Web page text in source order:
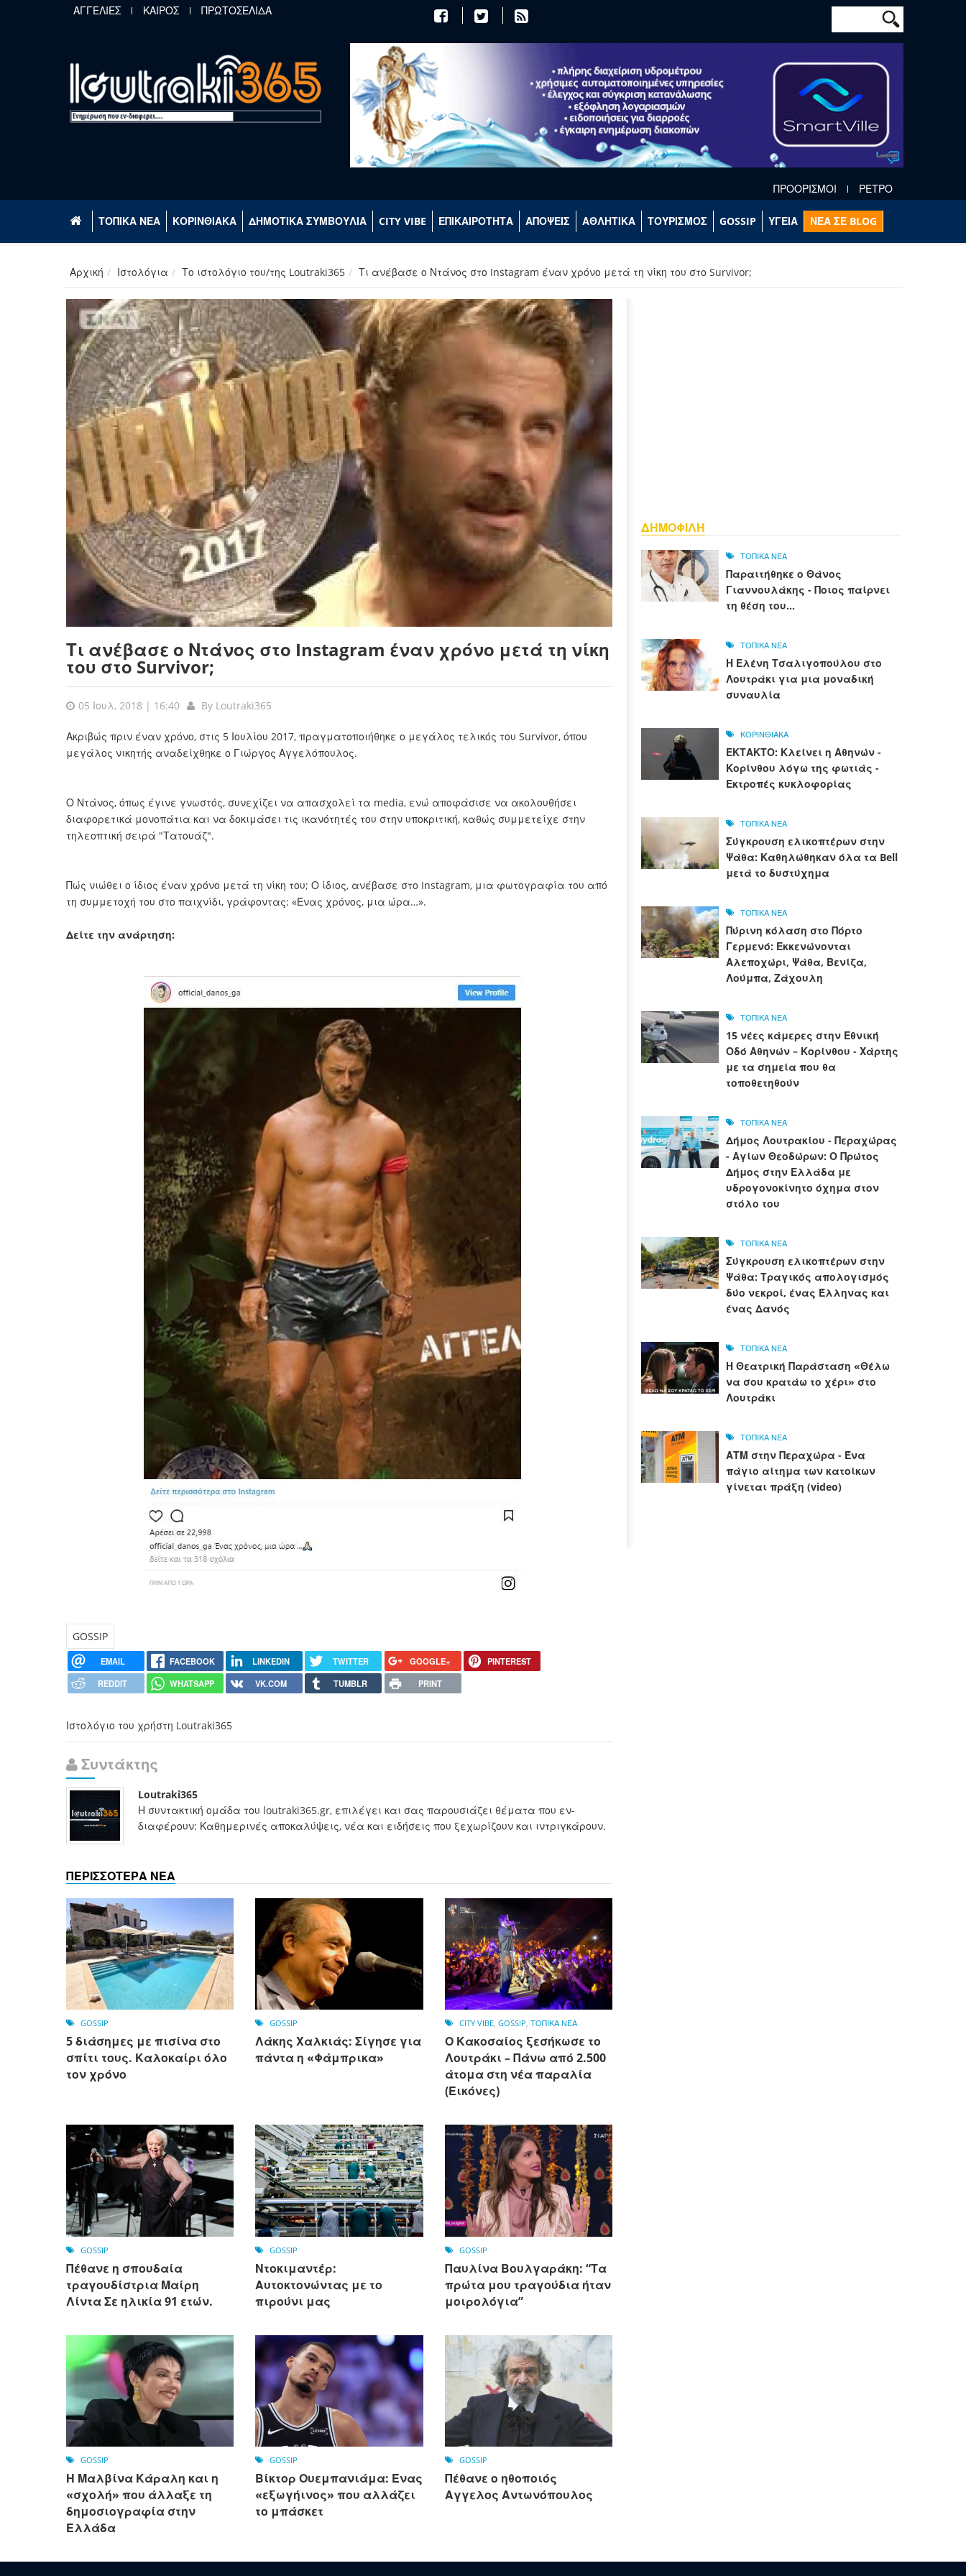
Παράκαμψη προς το κυρίως περιεχόμενο
ΑΓΓΕΛΙΕΣ ΚΑΙΡΟΣ ΠΡΩΤΟΣΕΛΙΔΑ Φόρμα
Αναζήτηση
ΠΡΟΟΡΙΣΜΟΙ ΡΕΤΡΟ
ΤΟΠΙΚΑ ΝΕΑ ΚΟΡΙΝΘΙΑΚΑ ΔΗΜΟΤΙΚΑ ΣΥΜΒΟΥΛΙΑ CITY VIBE ΕΠΙΚΑΙΡΟΤΗΤΑ ΑΠΟΨΕΙΣ ΑΘΛΗΤΙΚΑ ΤΟΥΡΙΣΜΟΣ GOSSIP ΥΓΕΙΑ ΝΕΑ ΣΕ BLOG
Αρχική Ιστολόγια Το ιστολόγιο του/της Loutraki365 Τι ανέβασε ο Ντάνος στο Instagram έναν χρόνο μετά τη νίκη του στο Survivor;
Τι ανέβασε ο Ντάνος στο Instagram έναν χρόνο μετά τη νίκη
του στο Survivor;
05 Ιουλ, 2018 | 16:40 By Loutraki365
Ακριβώς πριν έναν χρόνο, στις 5 Ιουλίου 2017, πραγματοποιήθηκε ο μεγάλος τελικός του Survivor, όπου
μεγάλος νικητής αναδείχθηκε ο Γιώργος Αγγελόπουλος.
Ο Ντάνος, όπως έγινε γνωστός, συνεχίζει να απασχολεί τα media, ενώ αποφάσισε να ακολουθήσει
διαφορετικά μονοπάτια και να δοκιμάσει τις ικανότητές του στην υποκριτική, καθώς συμμετείχε στην
τηλεοπτική σειρά "Τατουάζ".
Πώς νιώθει ο ίδιος έναν χρόνο μετά τη νίκη του; Ο ίδιος, ανέβασε στο Instagram, μια φωτογραφία του από
τη συμμετοχή του στο παιχνίδι, γράφοντας: «Ένας χρόνος, μια ώρα…».
Δείτε την ανάρτηση:
GOSSIP
EMAIL FACEBOOK LINKEDIN TWITTER GOOGLE+
PINTEREST
REDDIT
WHATSAPP VK.COM TUMBLR PRINT
Ιστολόγιο του χρήστη Loutraki365
Συντάκτης
Loutraki365
Η συντακτική ομάδα του loutraki365.gr, επιλέγει και σας παρουσιάζει θέματα που εν-
διαφέρουν: Καθημερινές αποκαλύψεις, νέα και ειδήσεις που ξεχωρίζουν και ιντριγκάρουν.
ΠΕΡΙΣΣΟΤΕΡΑ ΝΕΑ
GOSSIP
5 διάσημες με πισίνα στο
σπίτι τους. Καλοκαίρι όλο
τον χρόνο
GOSSIP
Λάκης Χαλκιάς: Σίγησε για
πάντα η «Φάμπρικα»
CITY VIBE, GOSSIP, ΤΟΠΙΚΑ ΝΕΑ
Ο Κακοσαίος ξεσήκωσε το
Λουτράκι – Πάνω από 2.500
άτομα στη νέα παραλία
(Εικόνες)
GOSSIP
Πέθανε η σπουδαία
τραγουδίστρια Μαίρη
Λίντα Σε ηλικία 91 ετών.
GOSSIP
Ντοκιμαντέρ:
Αυτοκτονώντας με το
πιρούνι μας
GOSSIP
Παυλίνα Βουλγαράκη: “Τα
πρώτα μου τραγούδια ήταν
μοιρολόγια”
GOSSIP
Η Μαλβίνα Κάραλη και η
«σχολή» που άλλαξε τη
δημοσιογραφία στην
Ελλάδα
GOSSIP
Βίκτορ Ουεμπανιάμα: Ένας
«εξωγήινος» που αλλάζει
το μπάσκετ
GOSSIP
Πέθανε ο ηθοποιός
Αγγελος Αντωνόπουλος
ΔΗΜΟΦΙΛΗ
ΤΟΠΙΚΑ ΝΕΑ
Παραιτήθηκε ο Θάνος
Γιαννουλάκης - Ποιος παίρνει
τη θέση του...
ΤΟΠΙΚΑ ΝΕΑ
Η Ελένη Τσαλιγοπούλου στο
Λουτράκι για μια μοναδική
συναυλία
ΚΟΡΙΝΘΙΑΚΑ
ΕΚΤΑΚΤΟ: Κλείνει η Αθηνών -
Κορίνθου λόγω της φωτιάς -
Εκτροπές κυκλοφορίας
ΤΟΠΙΚΑ ΝΕΑ
Σύγκρουση ελικοπτέρων στην
Ψάθα: Καθηλώθηκαν όλα τα Bell
μετά το δυστύχημα
ΤΟΠΙΚΑ ΝΕΑ
Πύρινη κόλαση στο Πόρτο
Γερμενό: Εκκενώνονται
Αλεποχώρι, Ψάθα, Βενίζα,
Λούμπα, Ζάχουλη
ΤΟΠΙΚΑ ΝΕΑ
15 νέες κάμερες στην Εθνική
Οδό Αθηνών – Κορίνθου - Χάρτης
με τα σημεία που θα
τοποθετηθούν
ΤΟΠΙΚΑ ΝΕΑ
Δήμος Λουτρακίου - Περαχώρας
- Αγίων Θεοδώρων: Ο Πρώτος
Δήμος στην Ελλάδα με
υδρογονοκίνητο όχημα στον
στόλο του
ΤΟΠΙΚΑ ΝΕΑ
Σύγκρουση ελικοπτέρων στην
Ψάθα: Τραγικός απολογισμός
δύο νεκροί, ένας Έλληνας και
ένας Δανός
ΤΟΠΙΚΑ ΝΕΑ
Η Θεατρική Παράσταση «Θέλω
να σου κρατάω το χέρι» στο
Λουτράκι
ΤΟΠΙΚΑ ΝΕΑ
ΑΤΜ στην Περαχώρα - Ένα
πάγιο αίτημα των κατοίκων
γίνεται πράξη (video)